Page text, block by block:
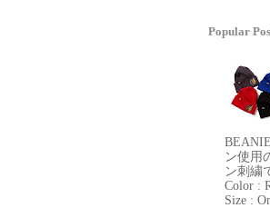
Popular
ン使用
ン刺繍
Color :
Size :